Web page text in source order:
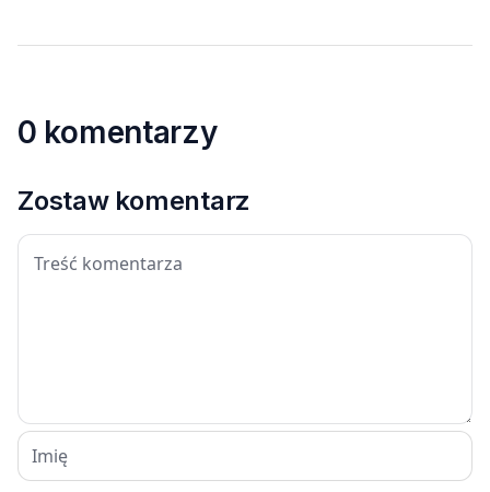
0 komentarzy
Zostaw komentarz